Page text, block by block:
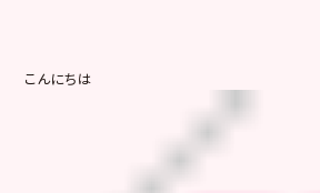
こんにちは